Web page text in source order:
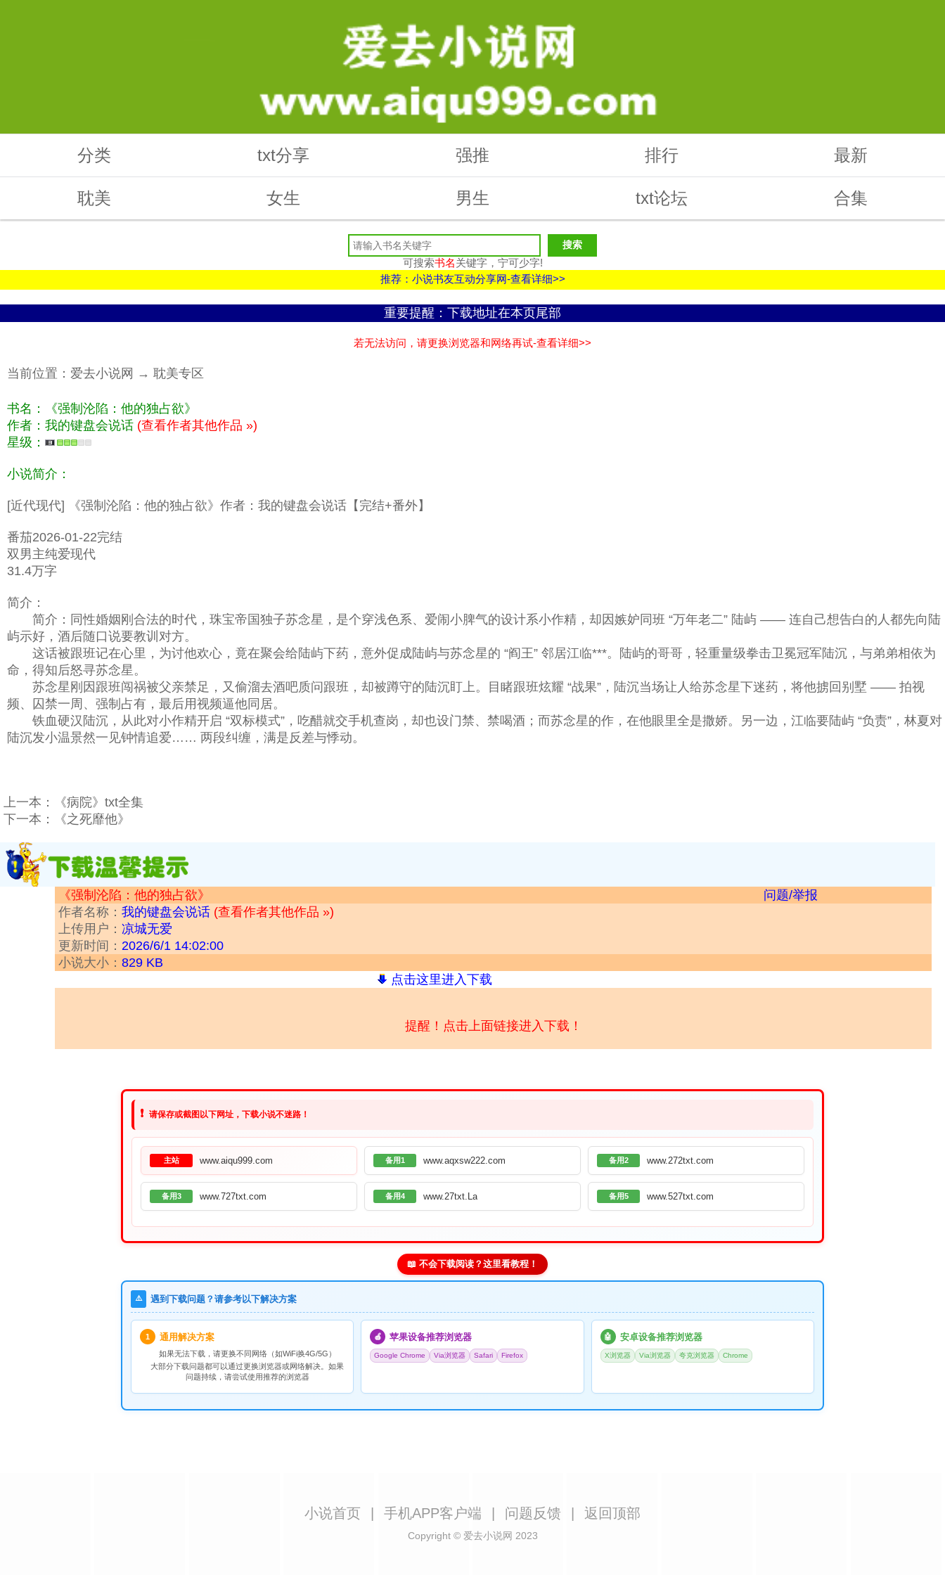
分类 txt分享 强推 排行 最新
耽美 女生 男生 txt论坛 合集
可搜索书名关键字，宁可少字!
推荐：小说书友互动分享网-查看详细>>
重要提醒：下载地址在本页尾部
若无法访问，请更换浏览器和网络再试-查看详细>>
当前位置： 爱去小说网 → 耽美专区
书名：《强制沦陷：他的独占欲》
作者：我的键盘会说话 (查看作者其他作品 »)
星级：
小说简介：
[近代现代] 《强制沦陷：他的独占欲》作者：我的键盘会说话【完结+番外】
番茄2026-01-22完结
双男主纯爱现代
31.4万字
简介：
简介：同性婚姻刚合法的时代，珠宝帝国独子苏念星，是个穿浅色系、爱闹小脾气的设计系小作精，却因嫉妒同班 “万年老二” 陆屿 —— 连自己想告白的人都先向陆
屿示好，酒后随口说要教训对方。
这话被跟班记在心里，为讨他欢心，竟在聚会给陆屿下药，意外促成陆屿与苏念星的 “阎王” 邻居江临***。陆屿的哥哥，轻重量级拳击卫冕冠军陆沉，与弟弟相依为
命，得知后怒寻苏念星。
苏念星刚因跟班闯祸被父亲禁足，又偷溜去酒吧质问跟班，却被蹲守的陆沉盯上。目睹跟班炫耀 “战果”，陆沉当场让人给苏念星下迷药，将他掳回别墅 —— 拍视
频、囚禁一周、强制占有，最后用视频逼他同居。
铁血硬汉陆沉，从此对小作精开启 “双标模式”，吃醋就交手机查岗，却也设门禁、禁喝酒；而苏念星的作，在他眼里全是撒娇。另一边，江临要陆屿 “负责”，林夏对
陆沉发小温景然一见钟情追爱…… 两段纠缠，满是反差与悸动。
上一本：
《病院》txt全集
下一本：
《之死靡他》
《强制沦陷：他的独占欲》
问题/举报
作者名称： 我的键盘会说话 (查看作者其他作品 »)
上传用户： 凉城无爱
更新时间： 2026/6/1 14:02:00
小说大小： 829 KB
点击这里进入下载
提醒！点击上面链接进入下载！
❗ 请保存或截图以下网址，下载小说不迷路！
主站 www.aiqu999.com 备用1 www.aqxsw222.com 备用2 www.272txt.com
备用3 www.727txt.com 备用4 www.27txt.La 备用5 www.527txt.com
📖 不会下载阅读？这里看教程！
⚠️ 遇到下载问题？请参考以下解决方案
1 通用解决方案
如果无法下载，请更换不同网络（如WiFi换4G/5G）
大部分下载问题都可以通过更换浏览器或网络解决。如果
问题持续，请尝试使用推荐的浏览器
🍎 苹果设备推荐浏览器
Google Chrome Via浏览器 Safari Firefox
🤖 安卓设备推荐浏览器
X浏览器 Via浏览器 夸克浏览器 Chrome
小说首页 手机APP客户端 问题反馈 返回顶部
Copyright © 爱去小说网 2023